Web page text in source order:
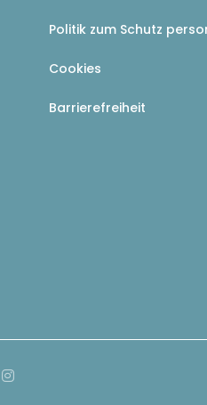
Politik zum Schutz
Cookies
Barrierefreiheit
((öffnet ein neues
Instagram ((öffnet ein